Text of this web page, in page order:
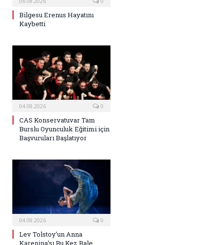
Bilgesu Erenus Hayatını
Kaybetti
04.08.2026 0
CAS Konservatuvar Tam
Burslu Oyunculuk Eğitimi için
Başvuruları Başlatıyor
04.08.2026 0
Lev Tolstoy’un Anna